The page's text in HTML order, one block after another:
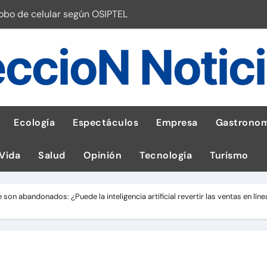
de celular según OSIPTEL
¡Descarga la app de Meridianbet y gana una jugada gratis
inspirado en la fuerza de un volcán
1,600 equipos educativos
por ignorar distancias de seguridad
de GEI en sus operaciones
Ecología Espectáculos Empresa
Salud Opinión Tecnología Turismo
abandonados: ¿Puede la inteligencia artificial revertir las ventas en